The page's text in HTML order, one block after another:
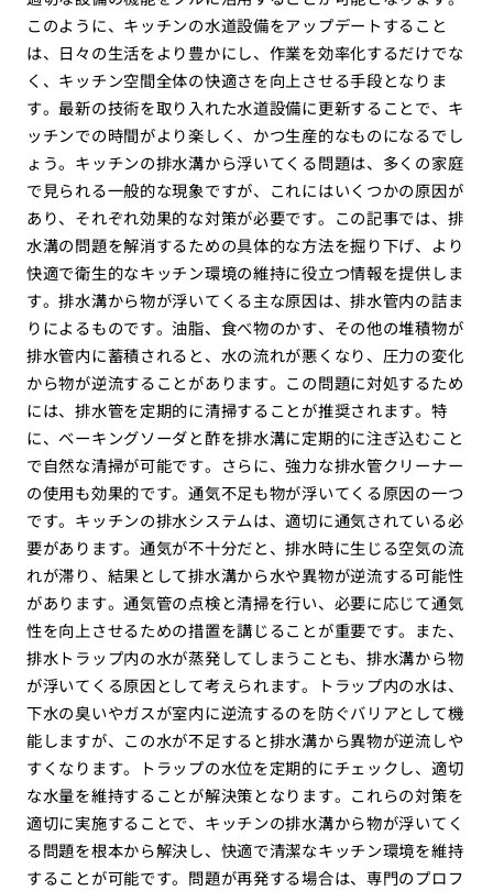
このように、キッチンの水道設備をアップデートすること
は、日々の生活をより豊かにし、作業を効率化するだけでな
く、キッチン空間全体の快適さを向上させる手段となりま
す。最新の技術を取り入れた水道設備に更新することで、キ
ッチンでの時間がより楽しく、かつ生産的なものになるでし
ょう。キッチンの排水溝から浮いてくる問題は、多くの家庭
で見られる一般的な現象ですが、これにはいくつかの原因が
あり、それぞれ効果的な対策が必要です。この記事では、排
水溝の問題を解消するための具体的な方法を掘り下げ、より
快適で衛生的なキッチン環境の維持に役立つ情報を提供しま
す。排水溝から物が浮いてくる主な原因は、排水管内の詰ま
りによるものです。油脂、食べ物のかす、その他の堆積物が
排水管内に蓄積されると、水の流れが悪くなり、圧力の変化
から物が逆流することがあります。この問題に対処するため
には、排水管を定期的に清掃することが推奨されます。特
に、ベーキングソーダと酢を排水溝に定期的に注ぎ込むこと
で自然な清掃が可能です。さらに、強力な排水管クリーナー
の使用も効果的です。通気不足も物が浮いてくる原因の一つ
です。キッチンの排水システムは、適切に通気されている必
要があります。通気が不十分だと、排水時に生じる空気の流
れが滞り、結果として排水溝から水や異物が逆流する可能性
があります。通気管の点検と清掃を行い、必要に応じて通気
性を向上させるための措置を講じることが重要です。また、
排水トラップ内の水が蒸発してしまうことも、排水溝から物
が浮いてくる原因として考えられます。トラップ内の水は、
下水の臭いやガスが室内に逆流するのを防ぐバリアとして機
能しますが、この水が不足すると排水溝から異物が逆流しや
すくなります。トラップの水位を定期的にチェックし、適切
な水量を維持することが解決策となります。これらの対策を
適切に実施することで、キッチンの排水溝から物が浮いてく
る問題を根本から解決し、快適で清潔なキッチン環境を維持
することが可能です。問題が再発する場合は、専門のプロフ